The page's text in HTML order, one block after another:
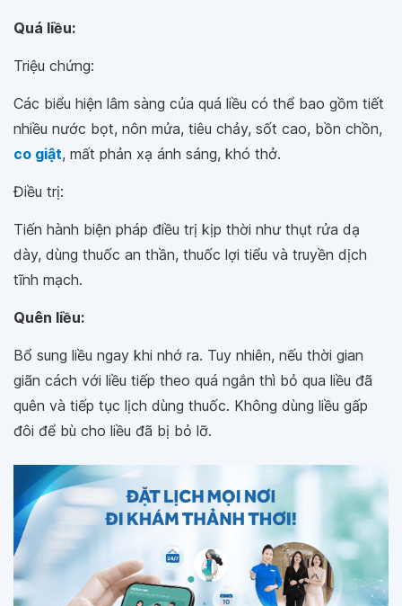
Quá liều:
Triệu chứng:
Các biểu hiện lâm sàng của quá liều có thể bao gồm tiết
nhiều nước bọt, nôn mửa, tiêu chảy, sốt cao, bồn chồn,
co giật, mất phản xạ ánh sáng, khó thở.
Điều trị:
Tiến hành biện pháp điều trị kịp thời như thụt rửa dạ
dày, dùng thuốc an thần, thuốc lợi tiểu và truyền dịch
tĩnh mạch.
Quên liều:
Bổ sung liều ngay khi nhớ ra. Tuy nhiên, nếu thời gian
giãn cách với liều tiếp theo quá ngắn thì bỏ qua liều đã
quên và tiếp tục lịch dùng thuốc. Không dùng liều gấp
đôi để bù cho liều đã bị bỏ lỡ.